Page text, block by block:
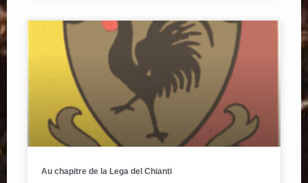
Au chapitre de la Lega del Chianti